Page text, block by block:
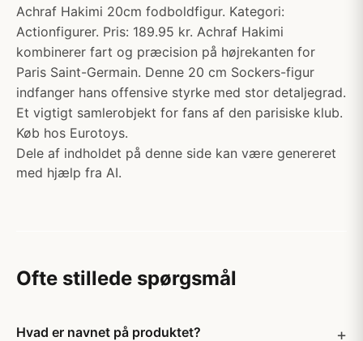
Achraf Hakimi 20cm fodboldfigur. Kategori:
Actionfigurer. Pris: 189.95 kr. Achraf Hakimi
kombinerer fart og præcision på højrekanten for
Paris Saint-Germain. Denne 20 cm Sockers-figur
indfanger hans offensive styrke med stor detaljegrad.
Et vigtigt samlerobjekt for fans af den parisiske klub.
Køb hos Eurotoys.
Dele af indholdet på denne side kan være genereret
med hjælp fra AI.
Ofte stillede spørgsmål
Hvad er navnet på produktet?